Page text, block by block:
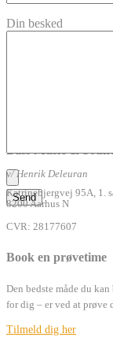
Din besked
Bass Music &
v/ Henrik Deleuran
Katrinebjergvej 95A, 1.
8200 Aarhus N
CVR: 28177607
Book en prøvetime
Den bedste måde du
for dig – er ved at prøve
Tilmeld dig her